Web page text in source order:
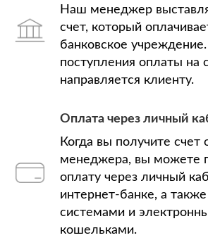
Наш менеджер
счет, который
банковское
поступления оплаты на
направляется клиенту.
Оплата через личный
Когда вы получите счет
менеджера, вы можете
оплату через личный
интернет-банке, а
системами и
кошельками.